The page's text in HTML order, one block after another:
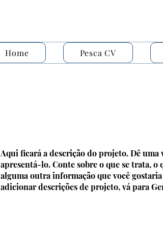
Home Pesca CV
Aqui ficará a descrição do projeto. Dê uma
apresentá-lo. Conte sobre o que se trata,
alguma outra informação que você
adicionar descrições de projeto, vá para